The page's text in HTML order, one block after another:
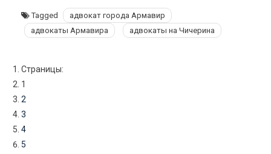
Tagged
адвокат города Армавир
адвокаты Армавира
адвокаты на Чичерина
Страницы:
1
2
3
4
5